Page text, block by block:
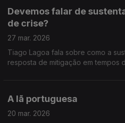
Devemos falar de
de crise?
27 mar. 2026
Tiago Lagoa fala sobre como a
resposta de mitigação em tempos
A lã portuguesa
20 mar. 2026